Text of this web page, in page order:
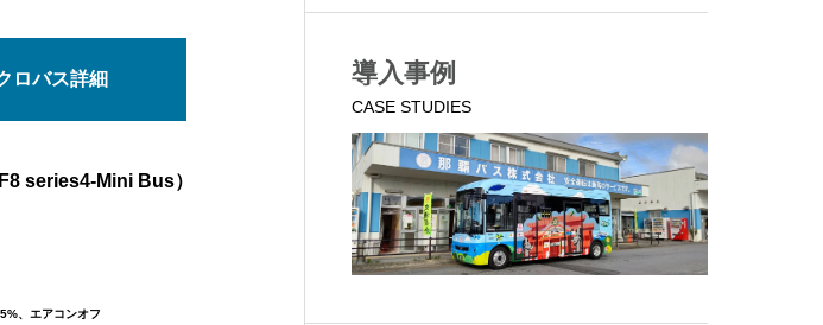
ロバス詳細
F8 series4-Mini Bus）
、エアコンオフ
導入事例
CASE STUDIES